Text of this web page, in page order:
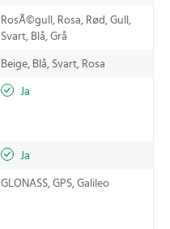
RosÃ©gull, Rosa, Rød, Gull,
Svart, Blå, Grå
Beige, Blå, Svart, Rosa
Ja
Ja
GLONASS, GPS, Galileo